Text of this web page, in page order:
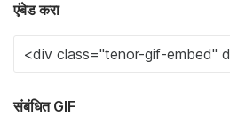
एंबेड करा
संबंधित GIF